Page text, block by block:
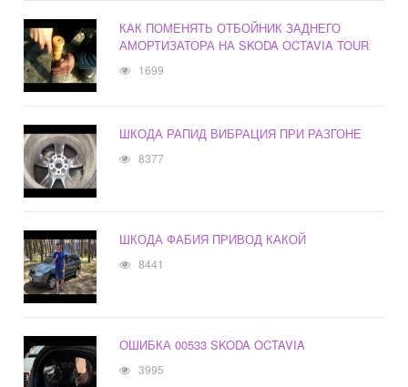
КАК ПОМЕНЯТЬ ОТБОЙНИК ЗАДНЕГО
АМОРТИЗАТОРА НА SKODA OCTAVIA TOUR
1699
ШКОДА РАПИД ВИБРАЦИЯ ПРИ РАЗГОНЕ
8377
ШКОДА ФАБИЯ ПРИВОД КАКОЙ
8441
ОШИБКА 00533 SKODA OCTAVIA
3995